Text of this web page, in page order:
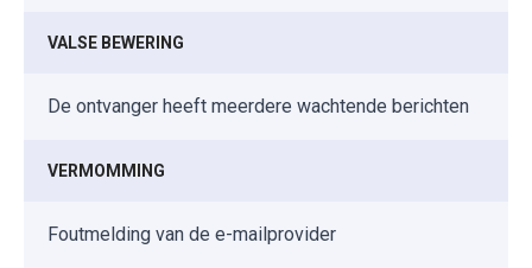
VALSE BEWERING
De ontvanger heeft meerdere wachtende berichten
VERMOMMING
Foutmelding van de e-mailprovider